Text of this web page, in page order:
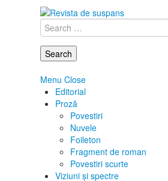
Search
for:
Menu Close
Editorial
Proză
Povestiri
Nuvele
Foileton
Fragment de roman
Povestiri scurte
Viziuni și spectre